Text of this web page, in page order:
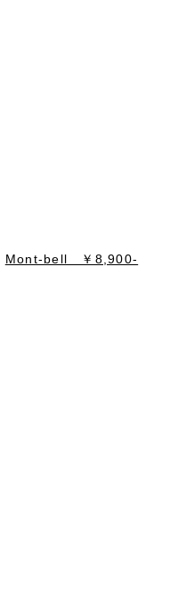
Mont-bell ￥8,900-